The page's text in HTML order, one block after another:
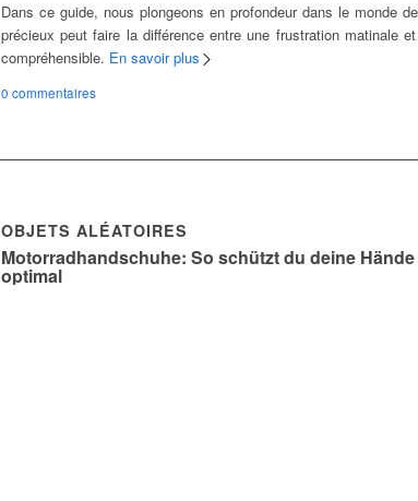
Dans ce guide, nous plongeons en profondeur dans le monde
précieux peut faire la différence entre une frustration matinale
compréhensible. En savoir plus
0 commentaires
OBJETS ALÉATOIRES
Motorradhandschuhe: So schützt du deine Hände
optimal